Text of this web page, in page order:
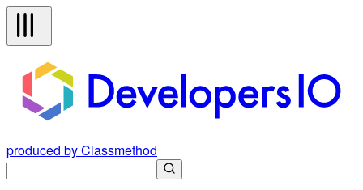
produced by Classmethod